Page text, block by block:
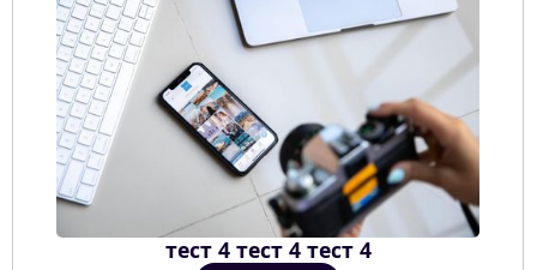
тест 4 тест 4 тест 4